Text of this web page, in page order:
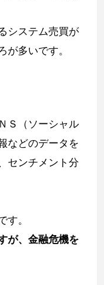
システム売買が
が多いです。
Ｓ（ソーシャル
などのデータを
センチメント分
す。
が、金融危機を